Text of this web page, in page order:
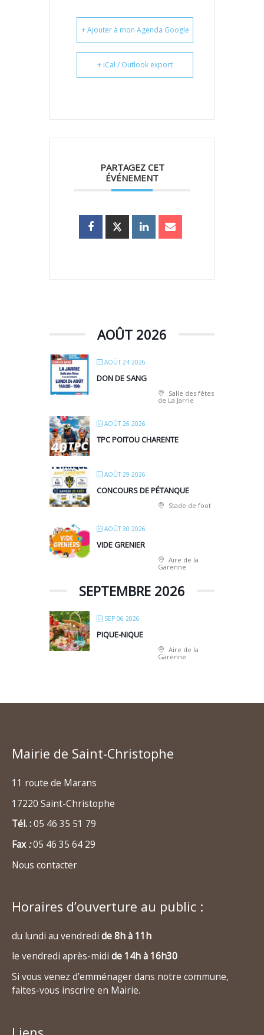
+ Ajouter à mon Agenda Google
+ iCal / Outlook export
PARTAGEZ CET
ÉVÉNEMENT
AOÛT 2026
AOÛT 24 2026
DON DE SANG
Salle des fêtes
de La Jarrie
AOÛT 26 2026
TPC POITOU CHARENTE
AOÛT 29 2026
CONCOURS DE PÉTANQUE
Stade de foot
AOÛT 30 2026
VIDE GRENIER
Aire de la
Garenne
SEPTEMBRE 2026
SEP 06 2026
PIQUE-NIQUE
Aire de la
Garenne
Mairie de Saint-Christophe
11 route de Marans
17220 Saint-Christophe
Tél. :05 46 35 51 79
Fax:05 46 35 64 29
Nous contacter
Horaires d’ouverture au public :
du lundi au vendredi de 8h à 11h
le vendredi après-midi de 14h à 16h30
Si vous venez d’emménager dans notre commune,
faites-vous inscrire en Mairie.